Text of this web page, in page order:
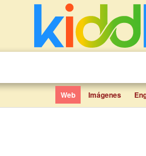
Web Imágenes